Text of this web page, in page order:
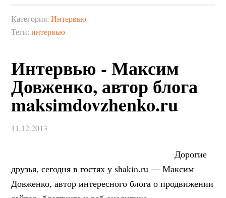
Категория:Интервью
Теги:интервью
Интервью - Максим
Довженко, автор блога
maksimdovzhenko.ru
11.12.2013
Дорогие
друзья, сегодня в гостях у shakin.ru — Максим
Довженко, автор интересного блога о продвижении